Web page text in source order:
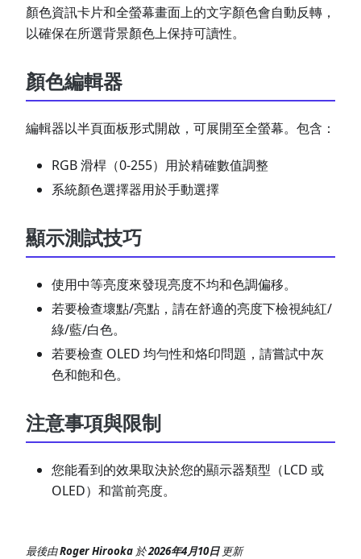
顏色資訊卡片和全螢幕畫面上的文字顏色會自動反轉，
以確保在所選背景顏色上保持可讀性。
顏色編輯器
編輯器以半頁面板形式開啟，可展開至全螢幕。包含：
RGB 滑桿（0-255）用於精確數值調整
系統顏色選擇器用於手動選擇
顯示測試技巧
使用中等亮度來發現亮度不均和色調偏移。
若要檢查壞點/亮點，請在舒適的亮度下檢視純紅/
綠/藍/白色。
若要檢查 OLED 均勻性和烙印問題，請嘗試中灰
色和飽和色。
注意事項與限制
您能看到的效果取決於您的顯示器類型（LCD 或
OLED）和當前亮度。
最後由Roger Hirooka 於2026年4月10日 更新